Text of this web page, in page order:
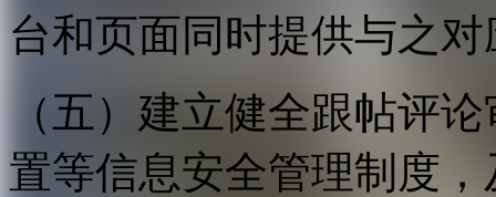
台和页面同时提供与之
（五）建立健全跟帖评
置等信息安全管理制度